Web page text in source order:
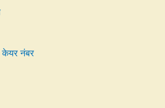
नंबर